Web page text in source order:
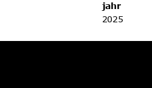
jahr
2025